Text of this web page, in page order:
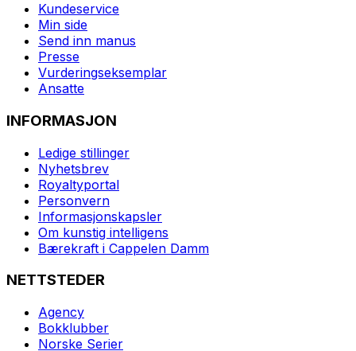
Kundeservice
Min side
Send inn manus
Presse
Vurderingseksemplar
Ansatte
INFORMASJON
Ledige stillinger
Nyhetsbrev
Royaltyportal
Personvern
Informasjonskapsler
Om kunstig intelligens
Bærekraft i Cappelen Damm
NETTSTEDER
Agency
Bokklubber
Norske Serier